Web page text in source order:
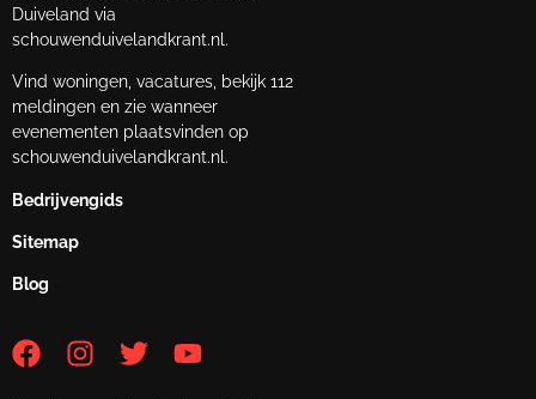
Duiveland via
schouwenduivelandkrant.nl.
Vind woningen, vacatures, bekijk 112
meldingen en zie wanneer
evenementen plaatsvinden op
schouwenduivelandkrant.nl.
Bedrijvengids
Sitemap
Blog